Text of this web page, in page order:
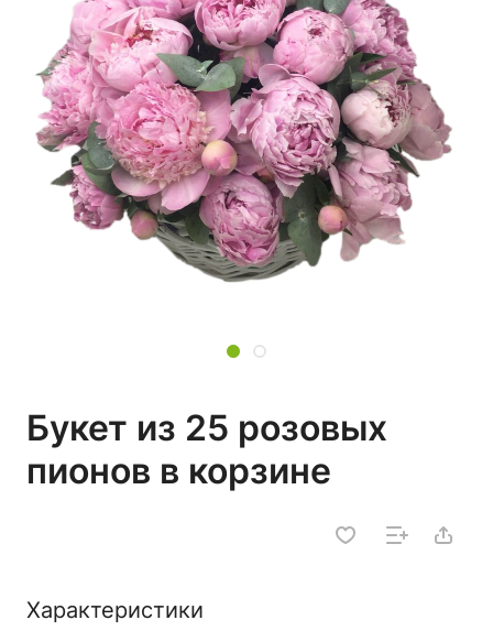
Букет из 25 розовых
пионов в корзине
Характеристики